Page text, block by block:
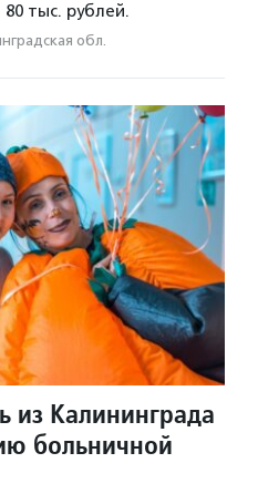
тыс. рублей.
обл.
из Калининграда
больничной